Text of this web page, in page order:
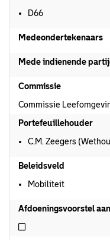
D66
Medeondertekenaars
Mede indienende
Commissie
Commissie
Portefeuillehouder
C.M. Zeegers
Beleidsveld
Mobiliteit
Afdoeningsvoorstel
Niet